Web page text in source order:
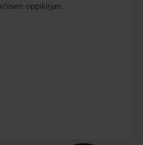
oppikirjan.